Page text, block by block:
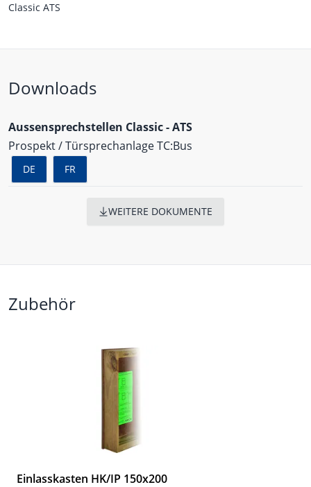
Classic ATS
Downloads
Aussensprechstellen Classic - ATS
Prospekt / Türsprechanlage TC:Bus
DE FR
WEITERE DOKUMENTE
Zubehör
Einlasskasten HK/IP 150x200